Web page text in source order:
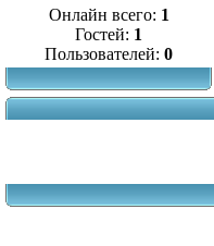
Онлайн всего: 1
Гостей: 1
Пользователей: 0